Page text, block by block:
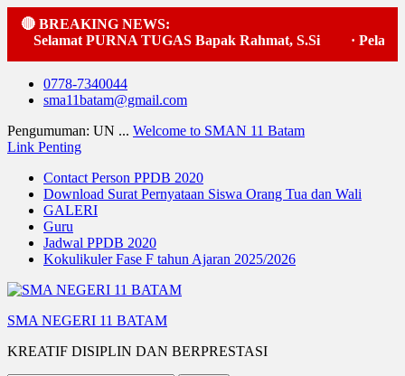
🔴 BREAKING NEWS:
Selamat PURNA TUGAS Bapak Rahmat, S.Si
Skip
0778-7340044
sma11batam@gmail.com
Pengumuman: UN ... Welcome to SMAN 11 Batam
Link Penting
Contact Person PPDB 2020
Download Surat Pernyataan Siswa Orang Tua dan Wali
GALERI
Guru
Jadwal PPDB 2020
Kokulikuler Fase F tahun Ajaran 2025/2026
SMA NEGERI 11 BATAM
KREATIF DISIPLIN DAN BERPRESTASI